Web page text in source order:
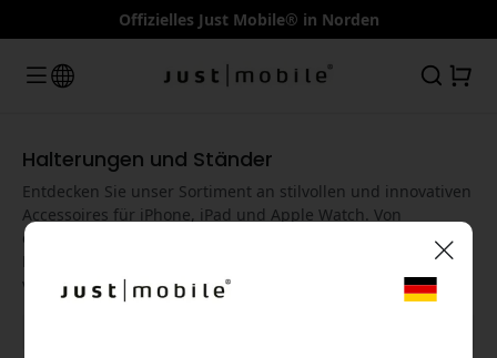
Offizielles Just Mobile® in Norden
Halterungen und Ständer
Entdecken Sie unser Sortiment an stilvollen und innovativen
Accessoires für iPhone, iPad und Apple Watch. Von
eleganten Hüllen und Halterungen bis hin zu smarten
verbessern.
🎉 Dein Rabattcode: